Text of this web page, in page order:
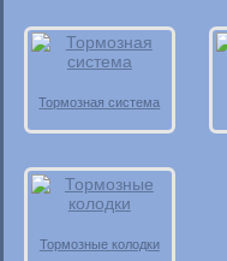
Тормозная система
Тормозные колодки